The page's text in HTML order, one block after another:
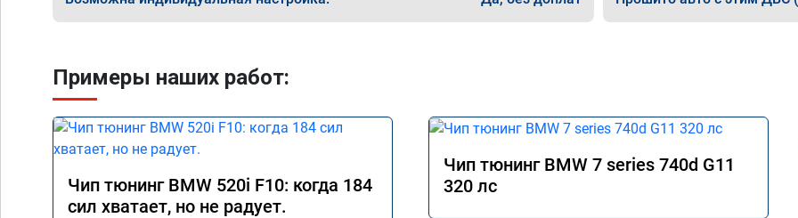
Примеры наших работ:
Чип тюнинг BMW 520i F10: когда 184
сил хватает, но не радует.
Чип тюнинг BMW 7 series 740d G11
320 лс